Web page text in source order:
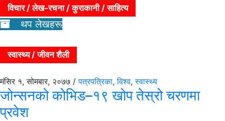
विचार / लेख-रचना / कुराकानी / साहित्य
थप लेखहरू
स्वास्थ्य / जीवन शैली
मंसिर १, सोमबार, २०७७ /पत्रपत्रिका,विश्व,स्वास्थ्य
जोन्सनको कोभिड–१९ खोप तेस्रो चरणमा
प्रवेश